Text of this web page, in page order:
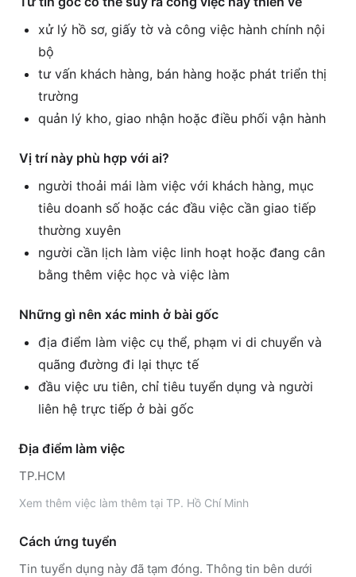
xử lý hồ sơ, giấy tờ và công việc hành chính nội
bộ
tư vấn khách hàng, bán hàng hoặc phát triển thị
trường
quản lý kho, giao nhận hoặc điều phối vận hành
Vị trí này phù hợp với ai?
người thoải mái làm việc với khách hàng, mục
tiêu doanh số hoặc các đầu việc cần giao tiếp
thường xuyên
người cần lịch làm việc linh hoạt hoặc đang cân
bằng thêm việc học và việc làm
Những gì nên xác minh ở bài gốc
địa điểm làm việc cụ thể, phạm vi di chuyển và
quãng đường đi lại thực tế
đầu việc ưu tiên, chỉ tiêu tuyển dụng và người
liên hệ trực tiếp ở bài gốc
Địa điểm làm việc
TP.HCM
Xem thêm việc làm thêm tại TP. Hồ Chí Minh
Cách ứng tuyển
Tin tuyển dụng này đã tạm đóng. Thông tin bên dưới